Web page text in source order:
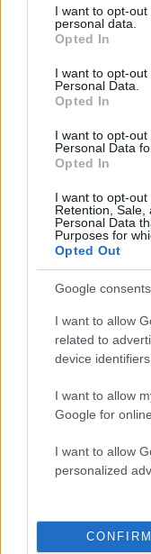
not limited to your
grant or deny
use your data for
consent section.
I want to opt-
personal data.
Opted In
I want to opt-
Personal Data.
Opted In
I want to opt-
Personal Data
Opted In
I want to opt-out
Retention, Sale,
Personal Data
Purposes for
Opted Out
Google consents
I want to allow
related to
device identifiers
I want to allow
Google for
I want to allow
personalized
CONFIRM
Περιποίηση
θρέψη χωρίς
03.08.2026